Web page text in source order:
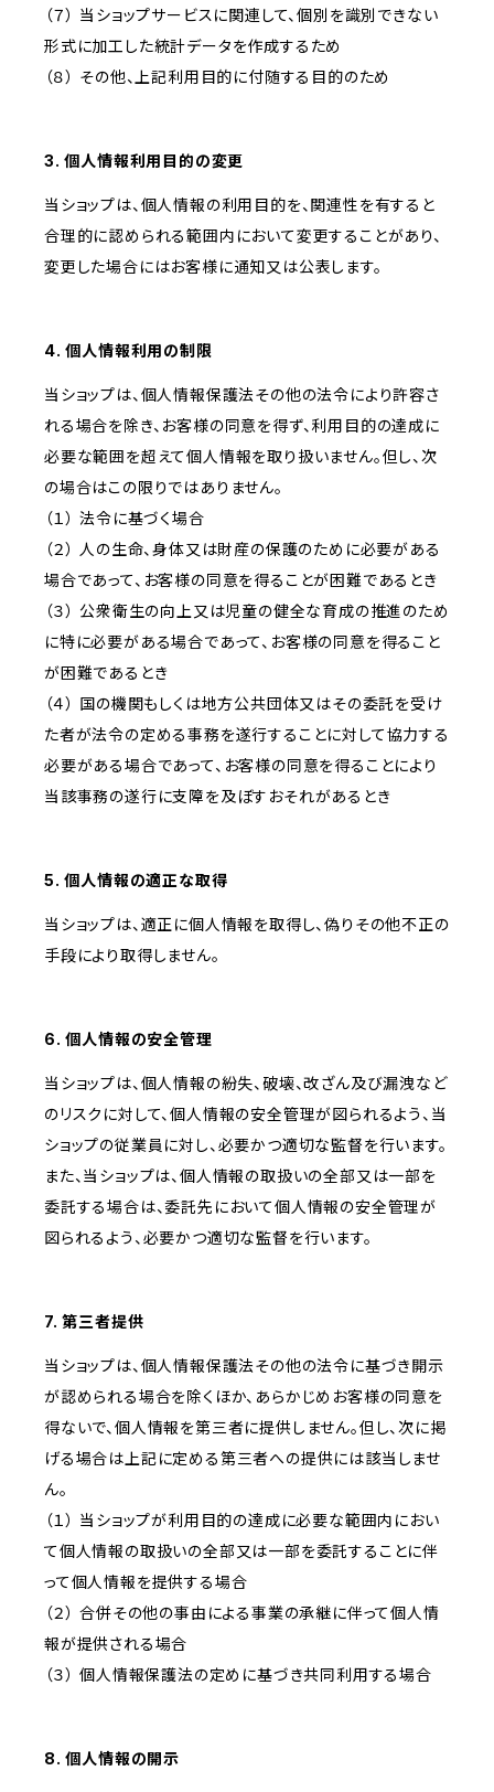
（７） 当ショップサービスに関連して、個別を識別できない
形式に加工した統計データを作成するため
（８） その他、上記利用目的に付随する目的のため
3. 個人情報利用目的の変更
当ショップは、個人情報の利用目的を、関連性を有すると
合理的に認められる範囲内において変更することがあり、
変更した場合にはお客様に通知又は公表します。
4. 個人情報利用の制限
当ショップは、個人情報保護法その他の法令により許容さ
れる場合を除き、お客様の同意を得ず、利用目的の達成に
必要な範囲を超えて個人情報を取り扱いません。但し、次
の場合はこの限りではありません。
（１） 法令に基づく場合
（２） 人の生命、身体又は財産の保護のために必要がある
場合であって、お客様の同意を得ることが困難であるとき
（３） 公衆衛生の向上又は児童の健全な育成の推進のため
に特に必要がある場合であって、お客様の同意を得ること
が困難であるとき
（４） 国の機関もしくは地方公共団体又はその委託を受け
た者が法令の定める事務を遂行することに対して協力する
必要がある場合であって、お客様の同意を得ることにより
当該事務の遂行に支障を及ぼすおそれがあるとき
5. 個人情報の適正な取得
当ショップは、適正に個人情報を取得し、偽りその他不正の
手段により取得しません。
6. 個人情報の安全管理
当ショップは、個人情報の紛失、破壊、改ざん及び漏洩など
のリスクに対して、個人情報の安全管理が図られるよう、当
ショップの従業員に対し、必要かつ適切な監督を行います。
また、当ショップは、個人情報の取扱いの全部又は一部を
委託する場合は、委託先において個人情報の安全管理が
図られるよう、必要かつ適切な監督を行います。
7. 第三者提供
当ショップは、個人情報保護法その他の法令に基づき開示
が認められる場合を除くほか、あらかじめお客様の同意を
得ないで、個人情報を第三者に提供しません。但し、次に掲
げる場合は上記に定める第三者への提供には該当しませ
ん。
（１） 当ショップが利用目的の達成に必要な範囲内におい
て個人情報の取扱いの全部又は一部を委託することに伴
って個人情報を提供する場合
（２） 合併その他の事由による事業の承継に伴って個人情
報が提供される場合
（３） 個人情報保護法の定めに基づき共同利用する場合
8. 個人情報の開示